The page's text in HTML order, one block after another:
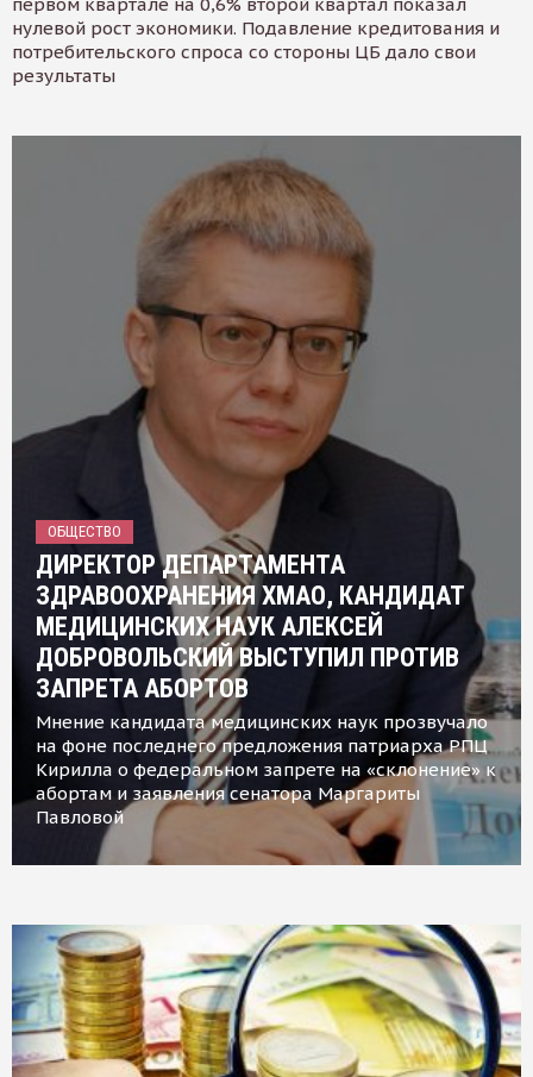
нулевой рост экономики. Подавление кредитования и
потребительского спроса со стороны ЦБ дало свои
результаты
ОБЩЕСТВО
ДИРЕКТОР ДЕПАРТАМЕНТА
ЗДРАВООХРАНЕНИЯ ХМАО, КАНДИДАТ
МЕДИЦИНСКИХ НАУК АЛЕКСЕЙ
ДОБРОВОЛЬСКИЙ ВЫСТУПИЛ ПРОТИВ
ЗАПРЕТА АБОРТОВ
Мнение кандидата медицинских наук прозвучало
на фоне последнего предложения патриарха РПЦ
Кирилла о федеральном запрете на «склонение» к
абортам и заявления сенатора Маргариты
Павловой